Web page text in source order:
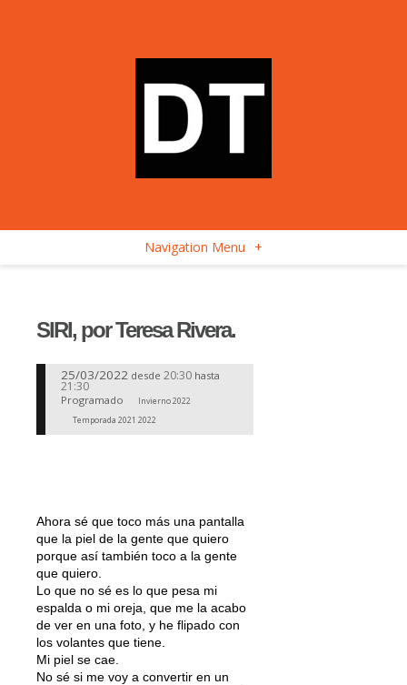
Navigation Menu +
SIRI, por Teresa Rivera.
25/03/2022 desde 20:30 hasta
21:30
Programado
Invierno 2022
Temporada 2021 2022
Ahora sé que toco más una pantalla
que la piel de la gente que quiero
porque así también toco a la gente
que quiero.
Lo que no sé es lo que pesa mi
espalda o mi oreja, que me la acabo
de ver en una foto, y he flipado con
los volantes que tiene.
Mi piel se cae.
No sé si me voy a convertir en un